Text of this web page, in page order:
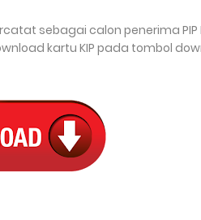
sebagai calon penerima
kartu KIP pada tombol